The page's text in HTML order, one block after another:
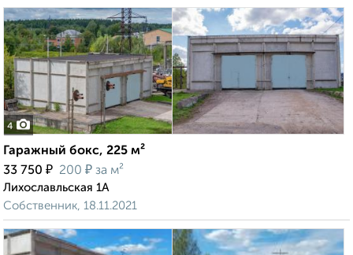
4
Гаражный бокс, 225 м²
33 750 ₽ 200 ₽ за м²
Лихославльская 1А
Собственник, 18.11.2021